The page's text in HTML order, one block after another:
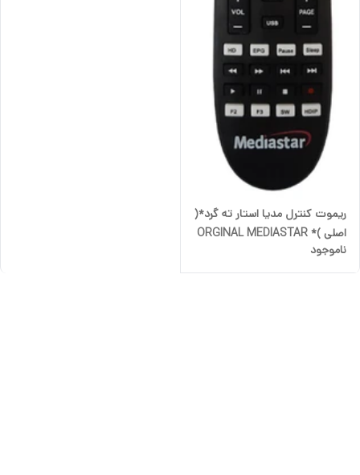
ریموت کنترل مدیا استار ته گرد*(
اصلی )* ORGINAL MEDIASTAR
ناموجود